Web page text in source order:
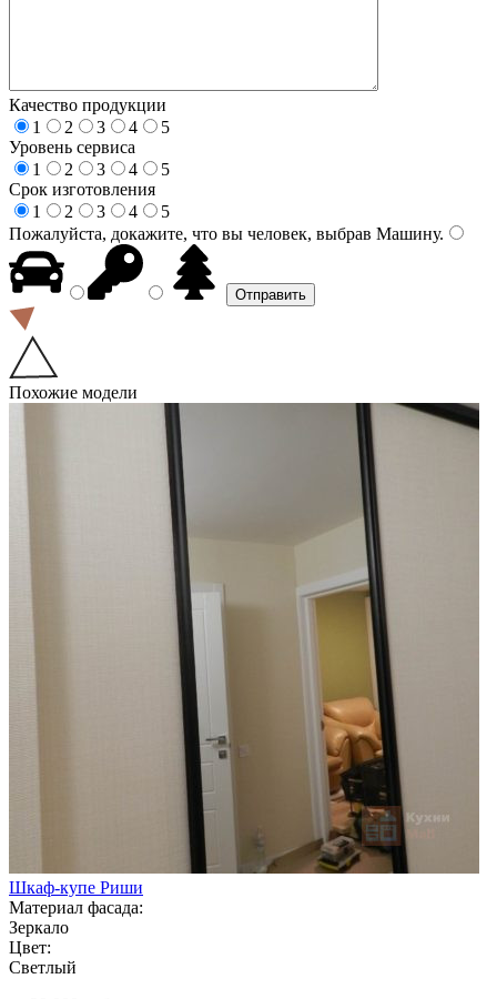
Качество продукции
1
2 3 4
5
Уровень сервиса
1
2 3 4
5
Срок изготовления
1
2 3 4
5
Пожалуйста, докажите, что вы человек, выбрав Машину.
Похожие модели
Шкаф-купе Риши
Материал фасада:
Зеркало
Цвет:
Светлый